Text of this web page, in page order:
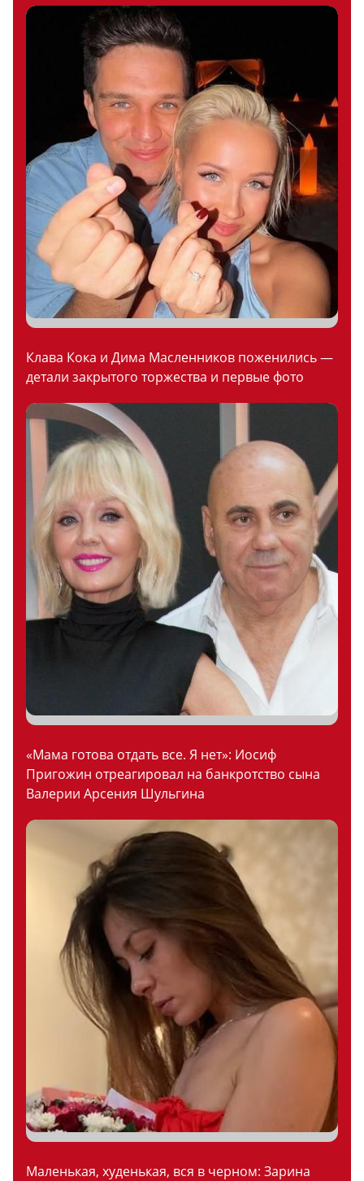
Клава Кока и Дима Масленников поженились —
детали закрытого торжества и первые фото
«Мама готова отдать все. Я нет»: Иосиф
Пригожин отреагировал на банкротство сына
Валерии Арсения Шульгина
Маленькая, худенькая, вся в черном: Зарина